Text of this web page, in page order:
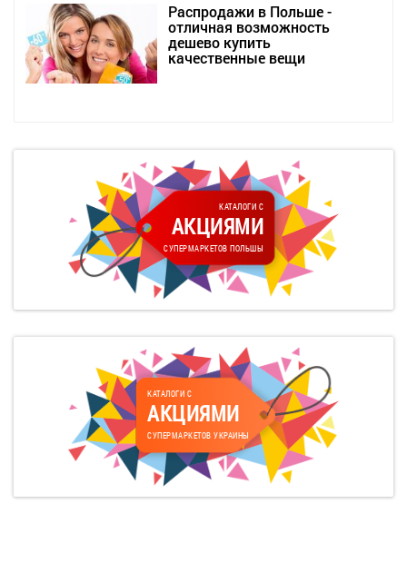
Распродажи в Польше -
отличная возможность
дешево купить
качественные вещи
КАТАЛОГИ С
АКЦИЯМИ
СУПЕРМАРКЕТОВ ПОЛЬШЫ
КАТАЛОГИ С
АКЦИЯМИ
СУПЕРМАРКЕТОВ УКРАИНЫ